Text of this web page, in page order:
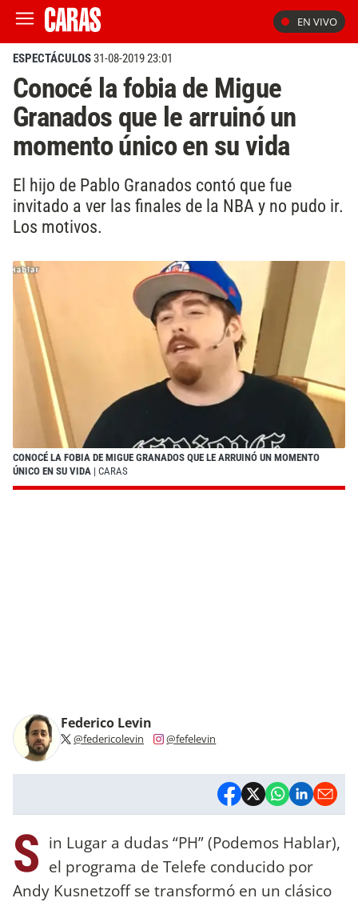
EN VIVO
ESPECTÁCULOS31-08-2019 23:01
Conocé la fobia de Migue
Granados que le arruinó un
momento único en su vida
El hijo de Pablo Granados contó que fue
invitado a ver las finales de la NBA y no pudo ir.
Los motivos.
CONOCÉ LA FOBIA DE MIGUE GRANADOS QUE LE ARRUINÓ UN MOMENTO
ÚNICO EN SU VIDA | CARAS
Federico Levin
@federicolevin @fefelevin
S in Lugar a dudas “PH” (Podemos Hablar),
el programa de Telefe conducido por
Andy Kusnetzoff se transformó en un clásico